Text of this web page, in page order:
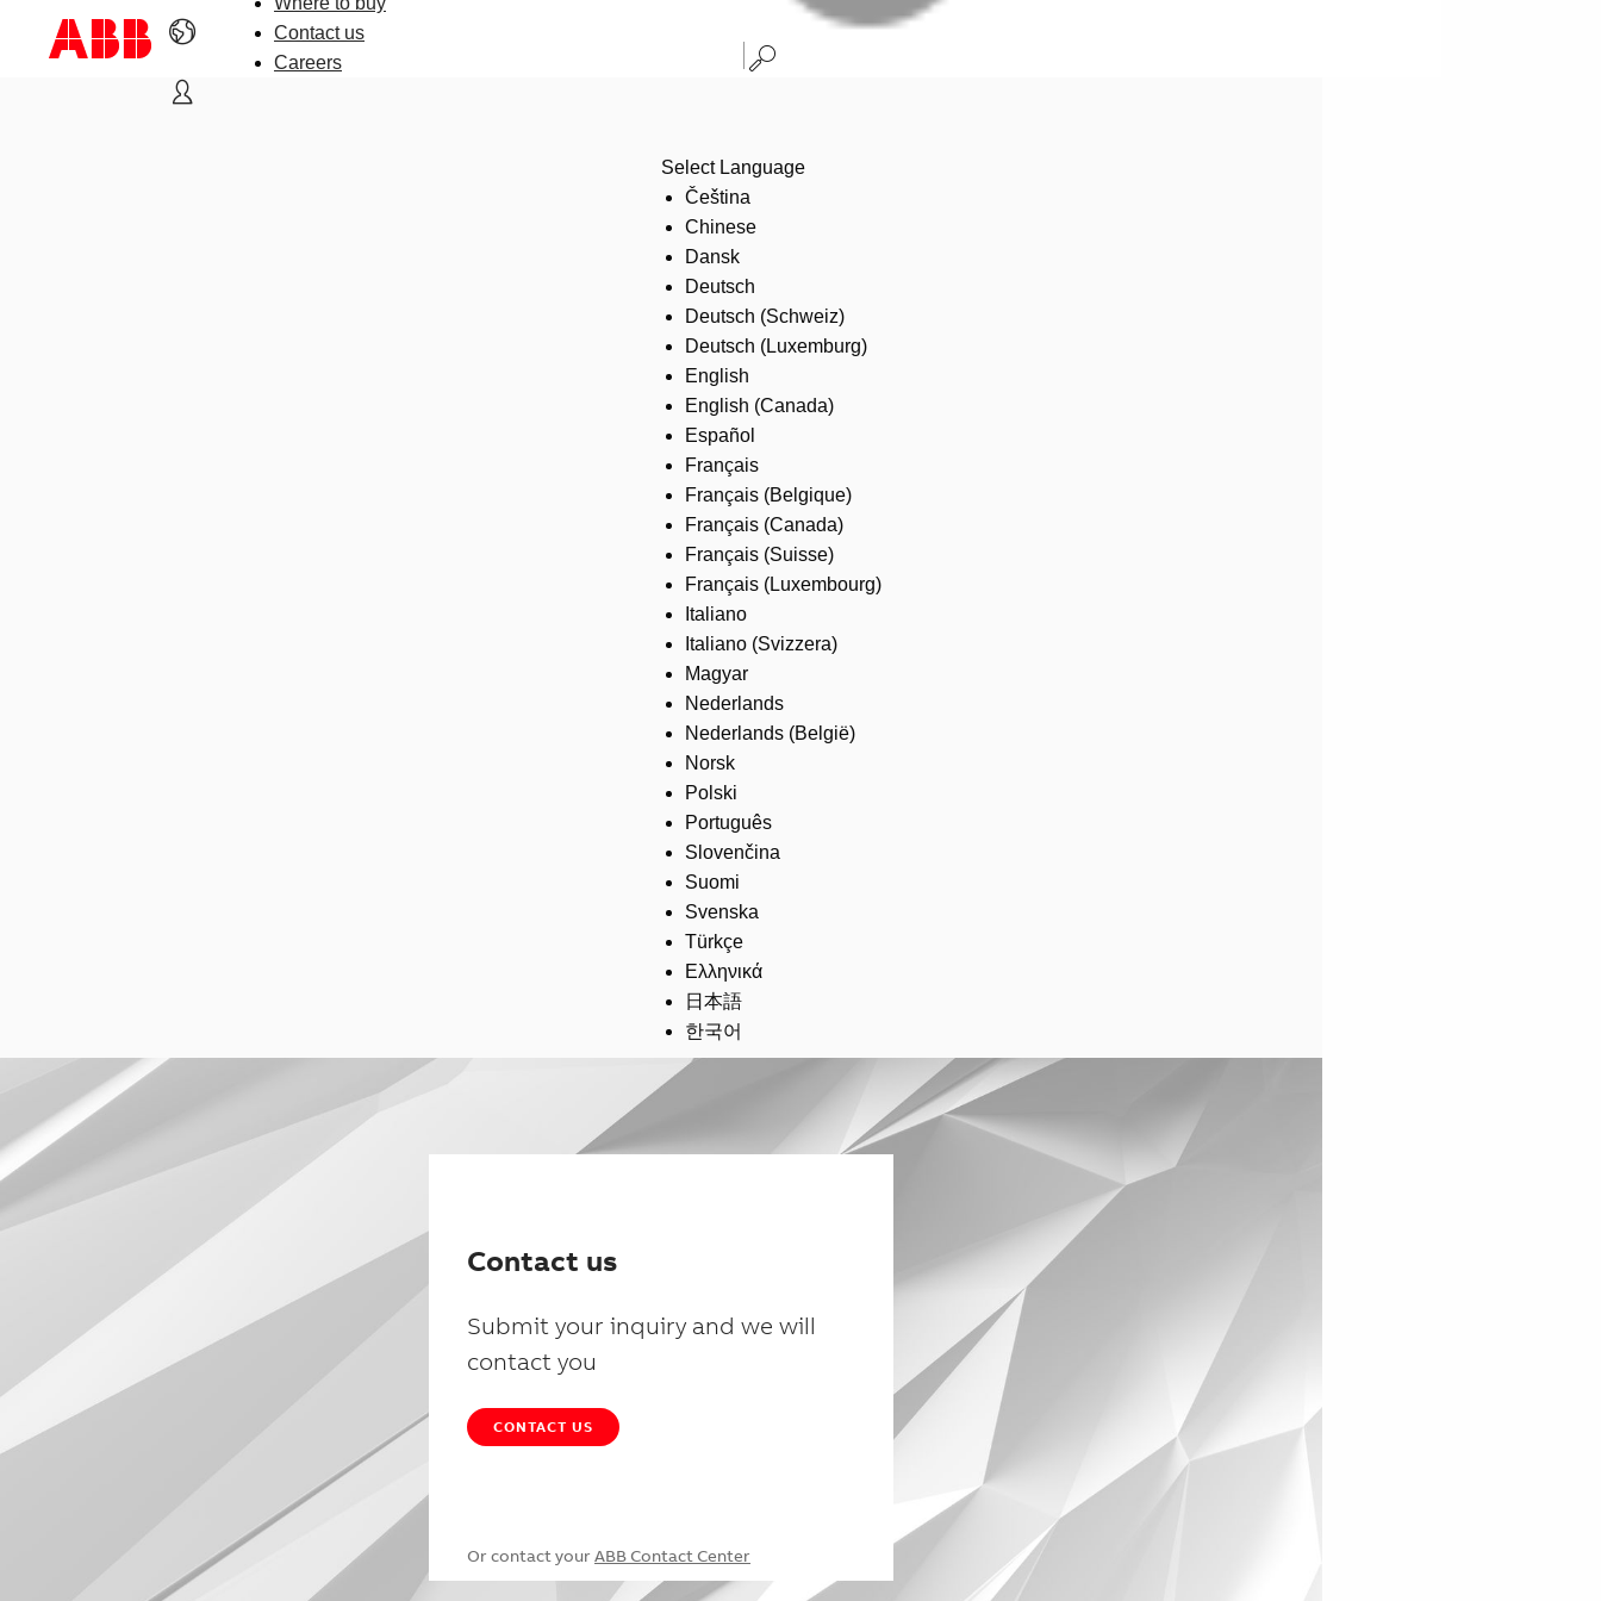
Contact us
Careers
Select Language
Čeština
Chinese
Dansk
Deutsch
Deutsch (Schweiz)
Deutsch (Luxemburg)
English
English (Canada)
Español
Français
Français (Belgique)
Français (Canada)
Français (Suisse)
Français (Luxembourg)
Italiano
Italiano (Svizzera)
Magyar
Nederlands
Nederlands (België)
Norsk
Polski
Português
Slovenčina
Suomi
Svenska
Türkçe
Ελληνικά
日本語
한국어
Contact us
Submit your inquiry and we will
contact you
CONTACT US
Or contact your ABB Contact Center